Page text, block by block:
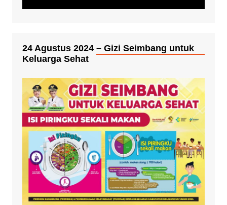
24 Agustus 2024 – Gizi Seimbang untuk
Keluarga Sehat